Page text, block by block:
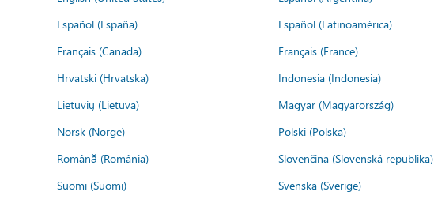
Español (España)
Español (Latinoamérica)
Français (Canada)
Français (France)
Hrvatski (Hrvatska)
Indonesia (Indonesia)
Lietuvių (Lietuva)
Magyar (Magyarország)
Norsk (Norge)
Polski (Polska)
Română (România)
Slovenčina (Slovenská republika)
Suomi (Suomi)
Svenska (Sverige)